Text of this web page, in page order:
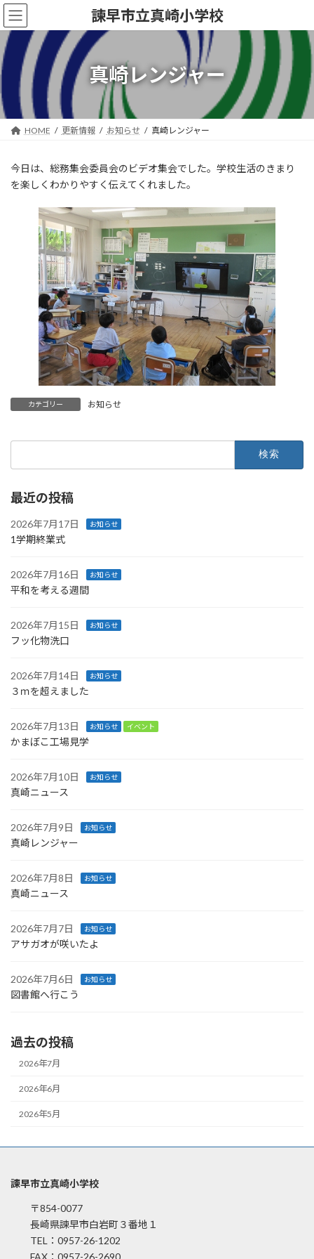
コ
ン
テ
ン
ツ
へ
ス
キ
ッ
ナ
ビ
ゲ
ー
シ
ョ
ン
に
移
諫早市立真崎小学校
真崎レンジャー
HOME 更新情報 お知らせ 真崎レンジャー
今日は、総務集会委員会のビデオ集会でした。学校生活のきまり
を楽しくわかりやすく伝えてくれました。
カテゴリー お知らせ
最近の投稿
2026年7月17日 お知らせ
1学期終業式
2026年7月16日 お知らせ
平和を考える週間
2026年7月15日 お知らせ
フッ化物洗口
2026年7月14日 お知らせ
３ｍを超えました
2026年7月13日 お知らせ イベント
かまぼこ工場見学
2026年7月10日 お知らせ
真崎ニュース
2026年7月9日 お知らせ
真崎レンジャー
2026年7月8日 お知らせ
真崎ニュース
2026年7月7日 お知らせ
アサガオが咲いたよ
2026年7月6日 お知らせ
図書館へ行こう
過去の投稿
2026年7月
2026年6月
2026年5月
諫早市立真崎小学校
〒854-0077
長崎県諫早市白岩町３番地１
TEL：0957-26-1202
FAX：0957-26-2690